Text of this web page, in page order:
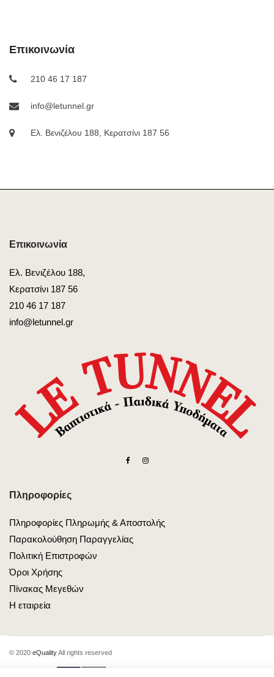
Επικοινωνία
210 46 17 187
info@letunnel.gr
Ελ. Βενιζέλου 188, Κερατσίνι 187 56
Επικοινωνία
Ελ. Βενιζέλου 188,
Κερατσίνι 187 56
210 46 17 187
info@letunnel.gr
Πληροφορίες
Πληροφορίες Πληρωμής & Αποστολής
Παρακολούθηση Παραγγελίας
Πολιτική Επιστροφών
Όροι Χρήσης
Πίνακας Μεγεθών
Η εταιρεία
© 2020 eQualityAll rights reserved